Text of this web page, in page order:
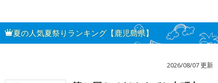
夏の人気夏祭りランキング【鹿児島県】
2026/08/07 更新